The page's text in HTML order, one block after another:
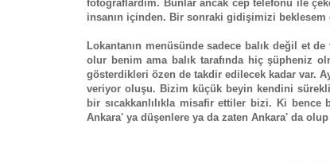
fotoğraflardım. Bunlar ancak cep telefonu ile
insanın içinden. Bir sonraki gidişimizi beklesem
Lokantanın menüsünde sadece balık değil et
olur benim ama balık tarafında hiç şüpheniz
gösterdikleri özen de takdir edilecek kadar var.
veriyor oluşu. Bizim küçük beyin kendini sürekli
bir sıcakkanlılıkla misafir ettiler bizi. Ki
Ankara' ya düşenlere ya da zaten Ankara' da